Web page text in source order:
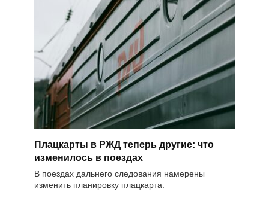
Плацкарты в РЖД теперь другие: что
изменилось в поездах
В поездах дальнего следования намерены
изменить планировку плацкарта.